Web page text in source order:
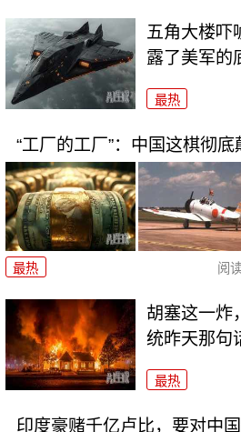
五角大楼吓
露了美军的
最热
“工厂的工厂”：中国这棋彻
最热 阅
胡塞这一炸
统昨天那句
最热
印度豪赌千亿卢比，要对中国